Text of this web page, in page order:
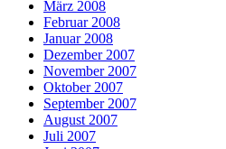
März 2008
Februar 2008
Januar 2008
Dezember 2007
November 2007
Oktober 2007
September 2007
August 2007
Juli 2007